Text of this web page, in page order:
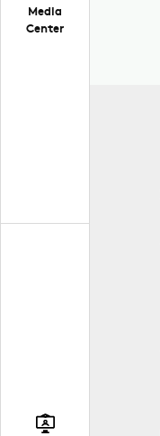
Media
Center